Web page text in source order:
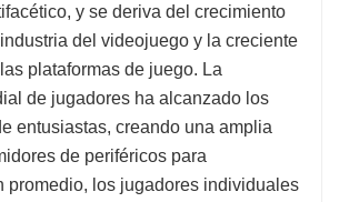
y se deriva del crecimiento
del videojuego y la creciente
plataformas de juego. La
de jugadores ha alcanzado los
entusiastas, creando una amplia
de periféricos para
promedio, los jugadores individuales